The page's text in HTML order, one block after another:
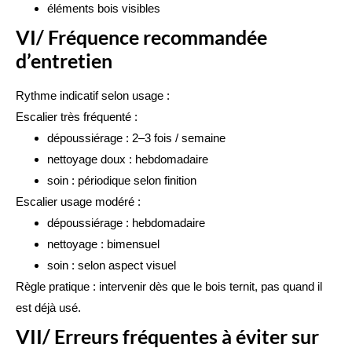
éléments bois visibles
VI/ Fréquence recommandée
d’entretien
Rythme indicatif selon usage :
Escalier très fréquenté :
dépoussiérage : 2–3 fois / semaine
nettoyage doux : hebdomadaire
soin : périodique selon finition
Escalier usage modéré :
dépoussiérage : hebdomadaire
nettoyage : bimensuel
soin : selon aspect visuel
Règle pratique : intervenir dès que le bois ternit, pas quand il
est déjà usé.
VII/ Erreurs fréquentes à éviter sur